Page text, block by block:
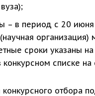
– в период с 20 июня
сроки указаны
списке на
отбора